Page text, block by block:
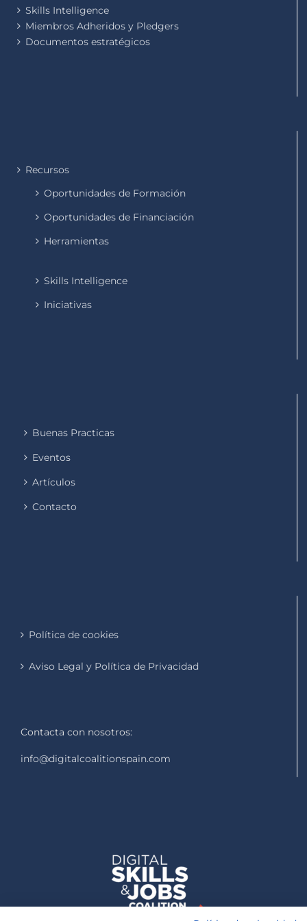
Skills Intelligence
Miembros Adheridos y Pledgers
Documentos estratégicos
Recursos
Oportunidades de Formación
Oportunidades de Financiación
Herramientas
Skills Intelligence
Iniciativas
Buenas Practicas
Eventos
Artículos
Contacto
Política de cookies
Aviso Legal y Política de Privacidad
Contacta con nosotros:
info@digitalcoalitionspain.com